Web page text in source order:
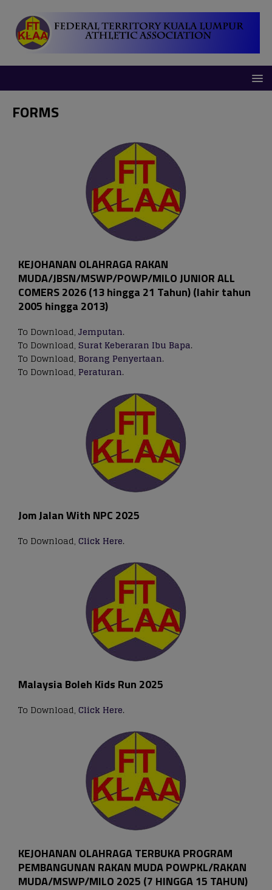
FORMS
KEJOHANAN OLAHRAGA RAKAN
MUDA/JBSN/MSWP/POWP/MILO JUNIOR ALL
COMERS 2026 (13 hingga 21 Tahun) (lahir tahun
2005 hingga 2013)
To Download, Jemputan.
To Download, Surat Keberaran Ibu Bapa.
To Download, Borang Penyertaan.
To Download, Peraturan.
Jom Jalan With NPC 2025
To Download, Click Here.
Malaysia Boleh Kids Run 2025
To Download, Click Here.
KEJOHANAN OLAHRAGA TERBUKA PROGRAM
PEMBANGUNAN RAKAN MUDA POWPKL/RAKAN
MUDA/MSWP/MILO 2025 (7 HINGGA 15 TAHUN)